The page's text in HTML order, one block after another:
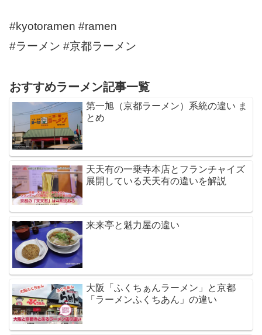
#kyotoramen #ramen
#ラーメン #京都ラーメン
おすすめラーメン記事一覧
第一旭（京都ラーメン）系統の違い ま
とめ
天天有の一乗寺本店とフランチャイズ
展開している天天有の違いを解説
来来亭と魁力屋の違い
大阪「ふくちぁんラーメン」と京都
「ラーメンふくちあん」の違い